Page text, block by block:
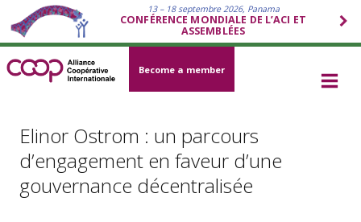
13 – 18 septembre 2026, Panama
CONFÉRENCE MONDIALE DE L’ACI ET
ASSEMBLÉES
Become a member
Elinor Ostrom : un parcours
d’engagement en faveur d’une
gouvernance décentralisée